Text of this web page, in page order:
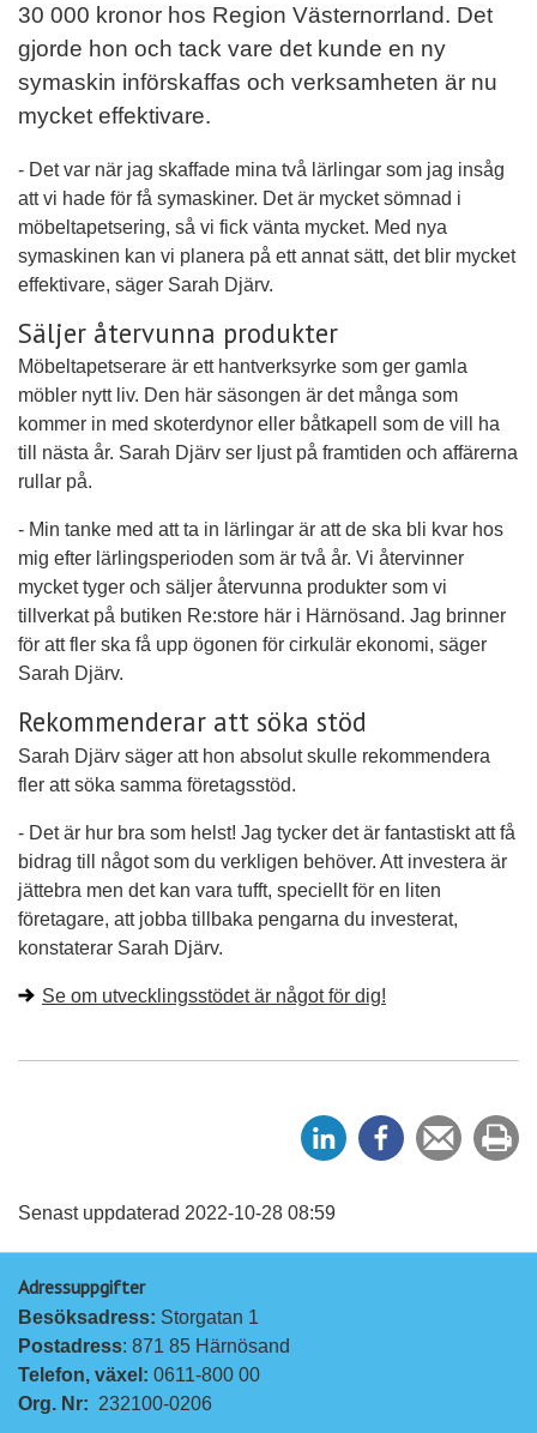
30 000 kronor hos Region Västernorrland. Det
gjorde hon och tack vare det kunde en ny
symaskin införskaffas och verksamheten är nu
mycket effektivare.
- Det var när jag skaffade mina två lärlingar som jag insåg
att vi hade för få symaskiner. Det är mycket sömnad i
möbeltapetsering, så vi fick vänta mycket. Med nya
symaskinen kan vi planera på ett annat sätt, det blir mycket
effektivare, säger Sarah Djärv.
Säljer återvunna produkter
Möbeltapetserare är ett hantverksyrke som ger gamla
möbler nytt liv. Den här säsongen är det många som
kommer in med skoterdynor eller båtkapell som de vill ha
till nästa år. Sarah Djärv ser ljust på framtiden och affärerna
rullar på.
- Min tanke med att ta in lärlingar är att de ska bli kvar hos
mig efter lärlingsperioden som är två år. Vi återvinner
mycket tyger och säljer återvunna produkter som vi
tillverkat på butiken Re:store här i Härnösand. Jag brinner
för att fler ska få upp ögonen för cirkulär ekonomi, säger
Sarah Djärv.
Rekommenderar att söka stöd
Sarah Djärv säger att hon absolut skulle rekommendera
fler att söka samma företagsstöd.
- Det är hur bra som helst! Jag tycker det är fantastiskt att få
bidrag till något som du verkligen behöver. Att investera är
jättebra men det kan vara tufft, speciellt för en liten
företagare, att jobba tillbaka pengarna du investerat,
konstaterar Sarah Djärv.
Se om utvecklingsstödet är något för dig!
e
e
Tipsa
en
ut
Senast uppdaterad 2022-10-28 08:59
Adressuppgifter
Besöksadress: Storgatan 1
Postadress: 871 85 Härnösand
Telefon, växel: 0611-800 00
Org. Nr: 232100-0206